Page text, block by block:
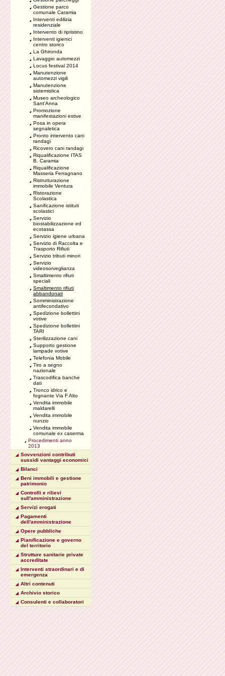
Gestione parco
comunale Caramia
Interventi edilizia
residenziale
Intervento di ripristino
Interventi igienici
centro storico
La Ghironda
Lavaggio automezzi
Locus festival 2014
Manutenzione
automezzi vigili
Manutenzione
sistemistica
Museo archeologico
Sant'Anna
Promozione
manifestazioni estive
Posa in opera
segnaletica
Pronto intervento cani
randagi
Ricovero cani randagi
Riqualificazione ITAS
B. Caramia
Riqualificazione
Masseria Ferragnano
Ristrutturazione
immobile Ventura
Ristorazione
Scolastica
Sanificazione istituti
scolastici
Servizio
biostabilizzazione ed
ecotassa
Servizio igiene urbana
Servizio di Raccolta e
Trasporto Rifiuti
Servizio tributi minori
Servizio
videosorveglianza
Smaltimento rifiuti
speciali
Smaltimento rifiuti
abbandonati
Somministrazione
antifecondativo
Spedizione bollettini
votive
Spedizione bollettini
TARI
Sterilizzazione cani
Supporto gestione
lampade votive
Telefonia Mobile
Tiro a segno
nazionale
Trascodifica banche
dati
Tronco idrico e
fognante Via F Alto
Vendita immobile
maldarelli
Vendita immobile
nunzio
Vendita immobile
comunale ex caserma
Procedimenti anno
2013
Sovvenzioni contributi
sussidi vantaggi economici
Bilanci
Beni immobili e gestione
patrimonio
Controlli e rilievi
sull'amministrazione
Servizi erogati
Pagamenti
dell'amministrazione
Opere pubbliche
Pianificazione e governo
del territorio
Strutture sanitarie private
accreditate
Interventi straordinari e di
emergenza
Altri contenuti
Archivio storico
Consulenti e collaboratori